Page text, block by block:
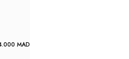
MAD